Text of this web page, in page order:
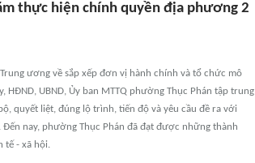
thực hiện chính quyền địa phương 2
ương về sắp xếp đơn vị hành chính và tổ chức mô
UBND, Ủy ban MTTQ phường Thục Phán tập trung
quyết liệt, đúng lộ trình, tiến độ và yêu cầu đề ra với
nay, phường Thục Phán đã đạt được những thành
tế - xã hội.